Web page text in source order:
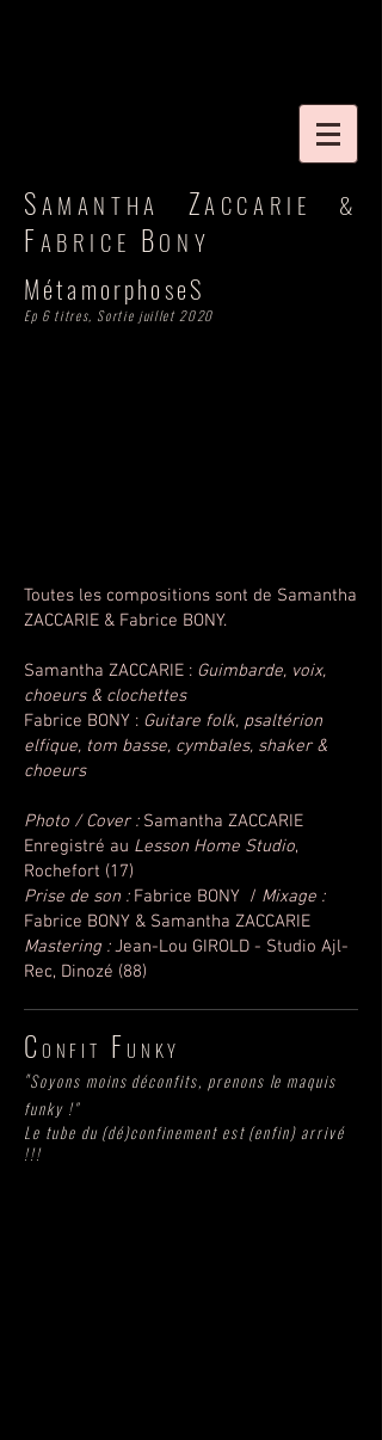
S AMANTHA ZACCARIE &
F ABRICE BONY
MétamorphoseS
Ep 6 titres, Sortie juillet 2020
Toutes les compositions sont de Samantha
ZACCARIE & Fabrice BONY.
Samantha ZACCARIE : Guimbarde, voix,
choeurs & clochettes
Fabrice BONY : Guitare folk, psaltérion
elfique, tom basse, cymbales, shaker &
choeurs
Photo / Cover :Samantha ZACCARIE
Enregistré au Lesson Home Studio,
Rochefort (17)
Prise de son :Fabrice BONY / Mixage :
Fabrice BONY & Samantha ZACCARIE
Mastering :Jean-Lou GIROLD - Studio Ajl-
Rec, Dinozé (88)
CONFIT F UNKY
"Soyons moins déconfits, prenons le maquis
funky !"
Le tube du (dé)confinement est (enfin) arrivé
!!!